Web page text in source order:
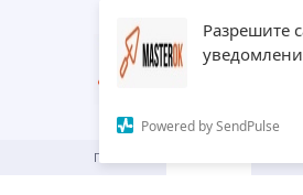
Разрешите
Powered by SendPulse
ГЛАВНАЯ